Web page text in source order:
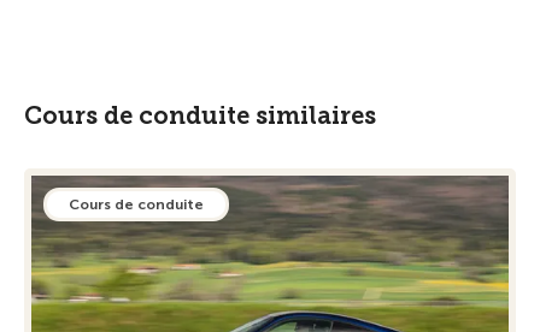
Cours de conduite similaires
Cours de conduite